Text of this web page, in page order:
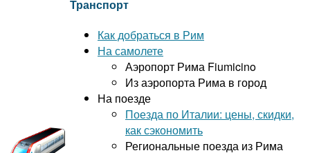
Транспорт
Как добраться в Рим
На самолете
Аэропорт Рима Fiumicino
Из аэропорта Рима в город
На поезде
Поезда по Италии: цены, скидки,
как сэкономить
Региональные поезда из Рима